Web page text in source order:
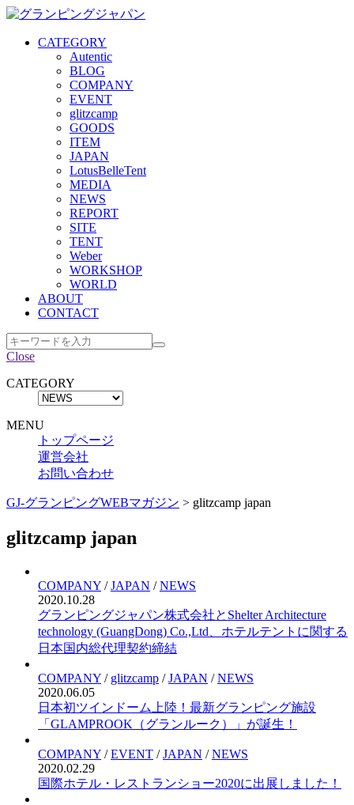
CATEGORY
Autentic
BLOG
COMPANY
EVENT
glitzcamp
GOODS
ITEM
JAPAN
LotusBelleTent
MEDIA
NEWS
REPORT
SITE
TENT
Weber
WORKSHOP
WORLD
ABOUT
CONTACT
Close
CATEGORY
MENU
トップページ
運営会社
お問い合わせ
GJ-グランピングWEBマガジン > glitzcamp japan
glitzcamp japan
COMPANY /JAPAN /NEWS
2020.10.28
グランピングジャパン株式会社とShelter Architecture
technology (GuangDong) Co.,Ltd、ホテルテントに関する
日本国内総代理契約締結
COMPANY / glitzcamp /JAPAN /NEWS
2020.06.05
日本初ツインドーム上陸！最新グランピング施設
「GLAMPROOK（グランルーク）」が誕生！
COMPANY /EVENT /JAPAN /NEWS
2020.02.29
国際ホテル・レストランショー2020に出展しました！